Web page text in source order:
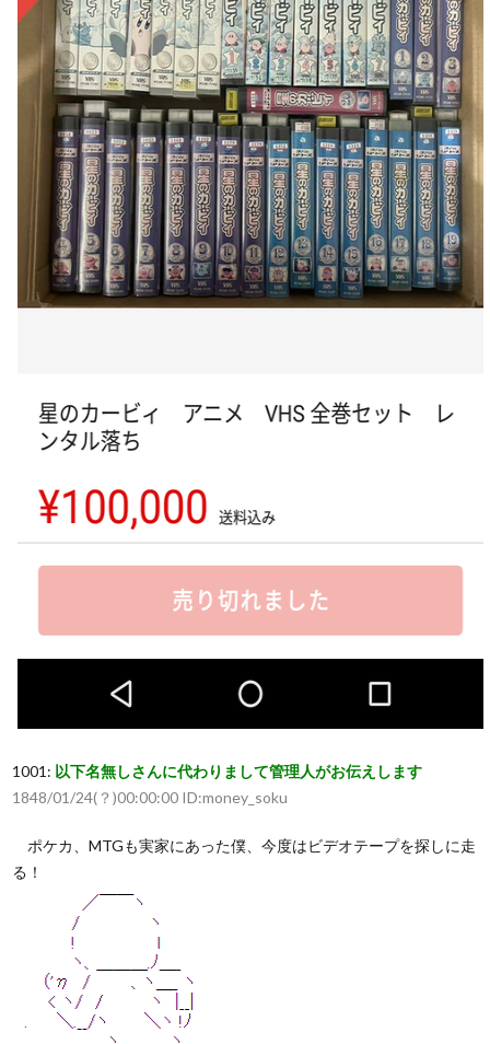
1001: 以下名無しさんに代わりまして管理人がお伝えします
1848/01/24(？)00:00:00 ID:money_soku
ポケカ、MTGも実家にあった僕、今度はビデオテープを探しに走
る！